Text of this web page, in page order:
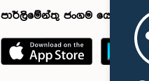
පාර්ලිමේන්තු ජංගම යෙදුම